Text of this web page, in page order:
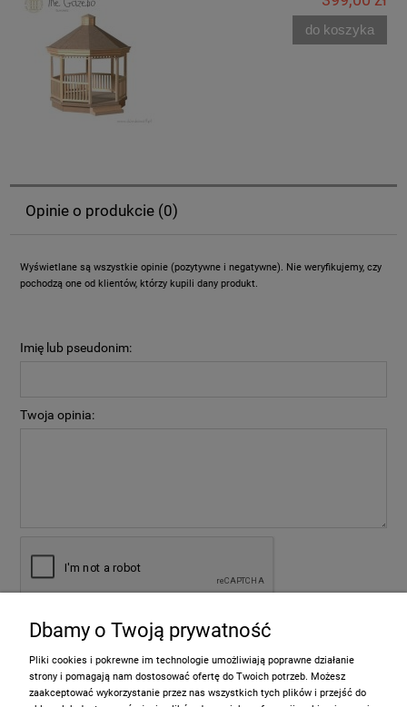
do koszyka
Opinie o produkcie (0)
Wyświetlane są wszystkie opinie (pozytywne i negatywne). Nie weryfikujemy, czy
pochodzą one od klientów, którzy kupili dany produkt.
Imię lub pseudonim:
Twoja opinia:
Dbamy o Twoją prywatność
Pliki cookies i pokrewne im technologie umożliwiają poprawne działanie
strony i pomagają nam dostosować ofertę do Twoich potrzeb. Możesz
zaakceptować wykorzystanie przez nas wszystkich tych plików i przejść do